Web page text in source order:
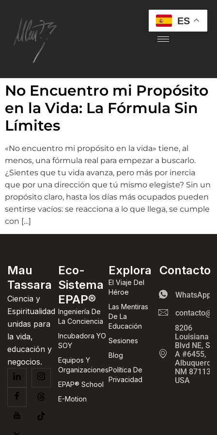
No Encuentro mi Propósito
en la Vida: La Fórmula Sin
Límites
«No encuentro mi propósito en la vida» tiene, al
menos, una fórmula real para empezar a buscarlo.
¿Sientes que tu vida avanza, pero más por inercia
que por una dirección que tú mismo elegiste? Sin un
propósito claro, hasta los días más ocupados pueden
sentirse vacíos: se reacciona a lo que llega, se cumple
con […]
Mau
Tassara
Ciencia y
Espiritualidad
unidas para
la vida,
educación y
negocios.
Eco-
Sistema
EPAP®
Ingeniería De
La Conciencia
Incubadora YO
SOY
Equipos Y
Organizaciones
EPAP® School
E-Motion
Explora
El Viaje Del
Héroe
Las Mentiras
De La
Educación
Sesiones
Blog
Política De
Privacidad
Contacto
WhatsApp
8206
Louisiana
Blvd NE, Ste
A #6455,
NM 87113,
USA
ES